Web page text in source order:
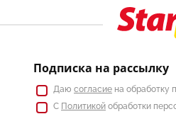
Подписка на рассылку
Даю согласие на обработку
С Политикой обработки